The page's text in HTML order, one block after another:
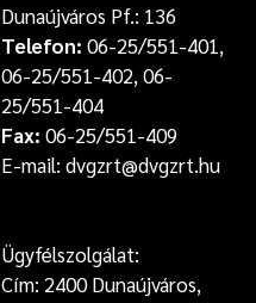
Dunaújváros Pf.: 136
Telefon: 06-25/551-401,
06-25/551-402, 06-
25/551-404
Fax: 06-25/551-409
E-mail: dvgzrt@dvgzrt.hu
Ügyfélszolgálat:
Cím: 2400 Dunaújváros,